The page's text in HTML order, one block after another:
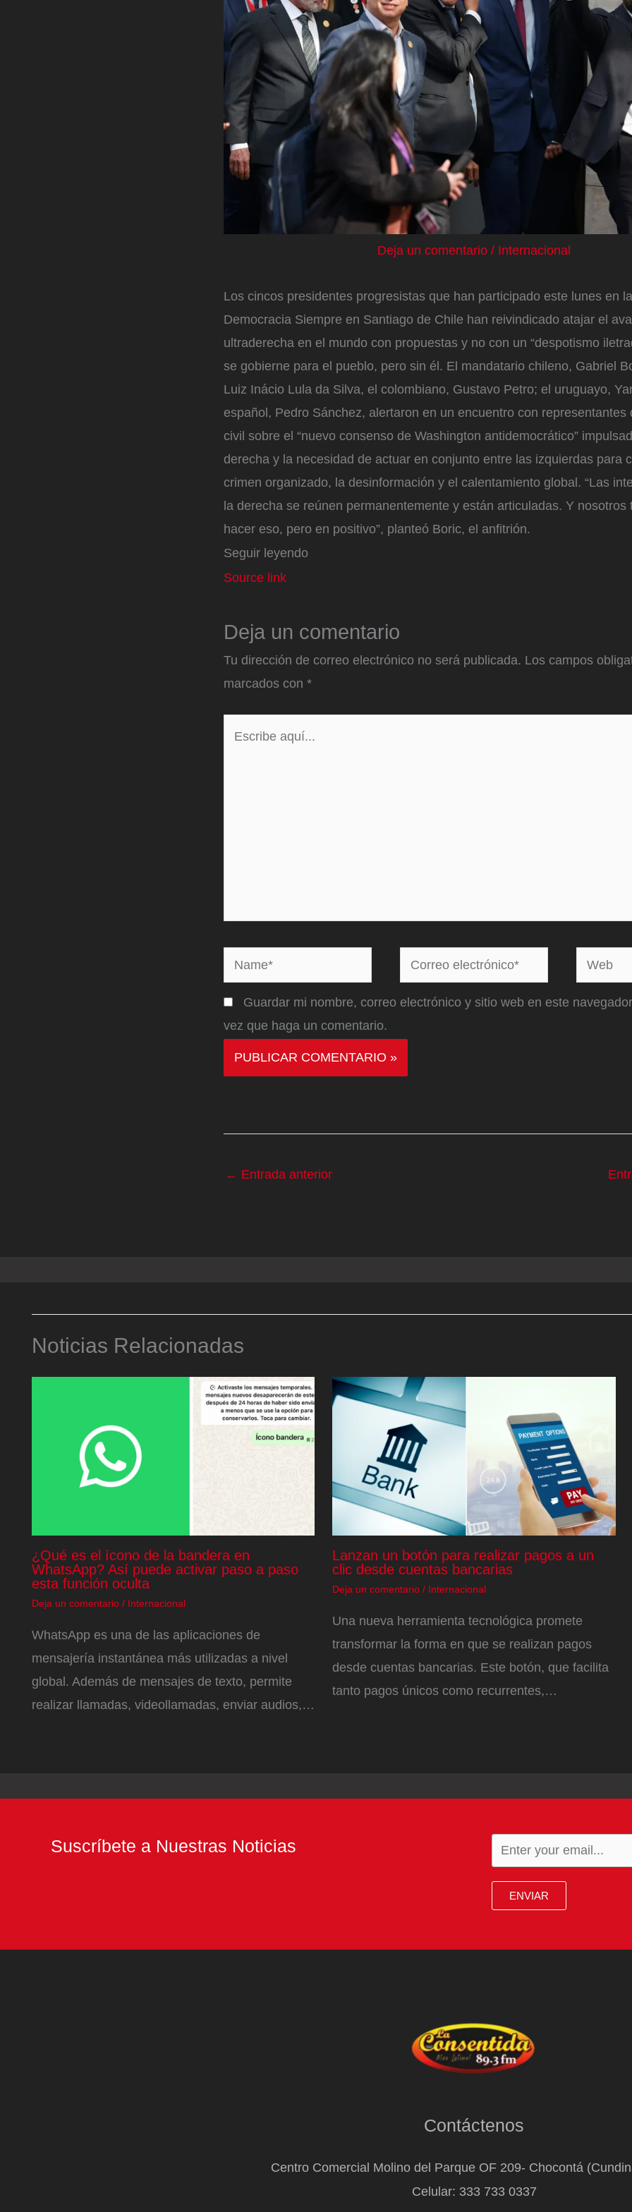
Deja un comentario / Internacional
Los cincos presidentes progresistas que han participado este lunes en
Democracia Siempre en Santiago de Chile han reivindicado atajar el
ultraderecha en el mundo con propuestas y no con un “despotismo
se gobierne para el pueblo, pero sin él. El mandatario chileno, Gabriel
Luiz Inácio Lula da Silva, el colombiano, Gustavo Petro; el uruguayo,
español, Pedro Sánchez, alertaron en un encuentro con representantes
civil sobre el “nuevo consenso de Washington antidemocrático”
derecha y la necesidad de actuar en conjunto entre las izquierdas para
crimen organizado, la desinformación y el calentamiento global. “Las
la derecha se reúnen permanentemente y están articuladas. Y nosotros
hacer eso, pero en positivo”, planteó Boric, el anfitrión.
Seguir leyendo
Source link
Deja un comentario
Tu dirección de correo electrónico no será publicada. Los campos
marcados con *
Name*
Correo
electrónico*
Web
Guardar mi nombre, correo electrónico y sitio web en este
vez que haga un comentario.
← Entrada anterior
Noticias Relacionadas
¿Qué es el ícono de la bandera en
WhatsApp? Así puede activar paso a paso
esta función oculta
Deja un comentario / Internacional
WhatsApp es una de las aplicaciones de
mensajería instantánea más utilizadas a nivel
global. Además de mensajes de texto, permite
realizar llamadas, videollamadas, enviar audios,…
Lanzan un botón para realizar pagos a un
clic desde cuentas bancarias
Deja un comentario / Internacional
Una nueva herramienta tecnológica promete
transformar la forma en que se realizan pagos
desde cuentas bancarias. Este botón, que facilita
tanto pagos únicos como recurrentes,…
Suscríbete a Nuestras Noticias
ENVIAR
Contáctenos
Centro Comercial Molino del Parque OF 209- Chocontá
Celular: 333 733 0337